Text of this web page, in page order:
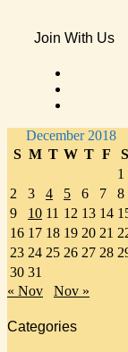
Join With Us
December 2018
S M T W T F
S
1
2
3 4 5 6 7
8
9
10 11 12 13 14
16 17 18 19 20 21
23 24 25 26 27 28
30 31
« Nov
Nov »
Categories